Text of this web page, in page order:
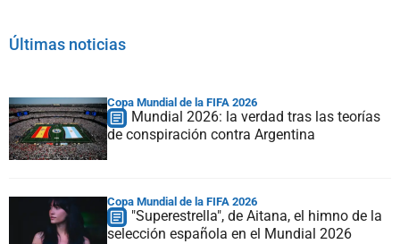
Últimas noticias
Copa Mundial de la FIFA 2026
Mundial 2026: la verdad tras las teorías
de conspiración contra Argentina
Copa Mundial de la FIFA 2026
"Superestrella", de Aitana, el himno de la
selección española en el Mundial 2026